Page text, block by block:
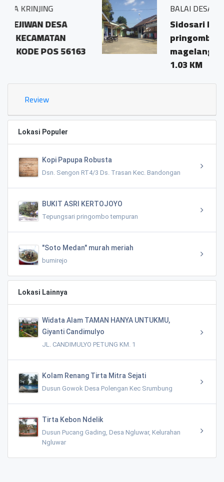
BALAI DESA PRINGOMBO
Sidosari Rt/Rw 01/01
pringombo tempuran
magelang.56161
Review
Lokasi Populer
Kopi Papupa Robusta
Dsn. Sengon RT4/3 Ds. Trasan Kec. Bandongan
BUKIT ASRI KERTOJOYO
Tepungsari pringombo tempuran
"Soto Medan" murah meriah
bumirejo
Lokasi Lainnya
Widata Alam TAMAN HANYA UNTUKMU,
Giyanti Candimulyo
JL. CANDIMULYO PETUNG KM. 1
Kolam Renang Tirta Mitra Sejati
Dusun Gowok Desa Polengan Kec Srumbung
Tirta Kebon Ndelik
Dusun Pucang Gading, Desa Ngluwar, Kelurahan
Ngluwar